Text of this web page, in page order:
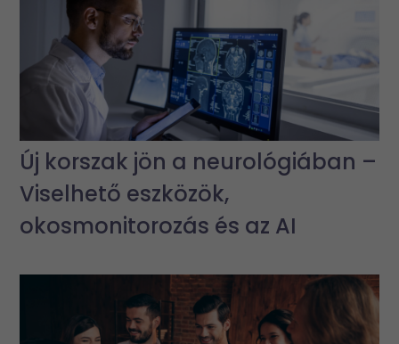
Új korszak jön a neurológiában –
Viselhető eszközök,
okosmonitorozás és az AI